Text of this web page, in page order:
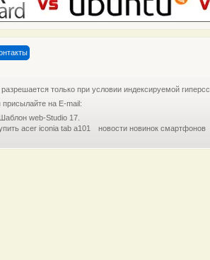
только при условии индексируемой
на E-mail:
web-Studio 17.
acer iconia tab a101 новости новинок смартфонов